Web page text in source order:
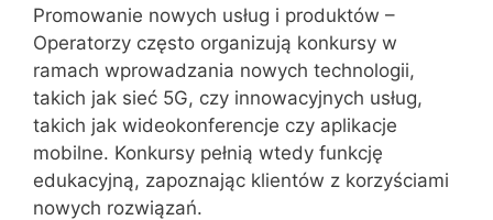
Promowanie nowych usług i produktów –
Operatorzy często organizują konkursy w
ramach wprowadzania nowych technologii,
takich jak sieć 5G, czy innowacyjnych usług,
takich jak wideokonferencje czy aplikacje
mobilne. Konkursy pełnią wtedy funkcję
edukacyjną, zapoznając klientów z korzyściami
nowych rozwiązań.